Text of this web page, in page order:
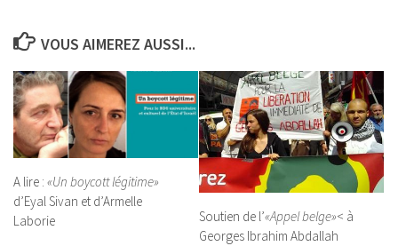
VOUS AIMEREZ AUSSI...
A lire : «Un boycott légitime»
d’Eyal Sivan et d’Armelle
Laborie
Soutien de l’«Appel belge»< à
Georges Ibrahim Abdallah